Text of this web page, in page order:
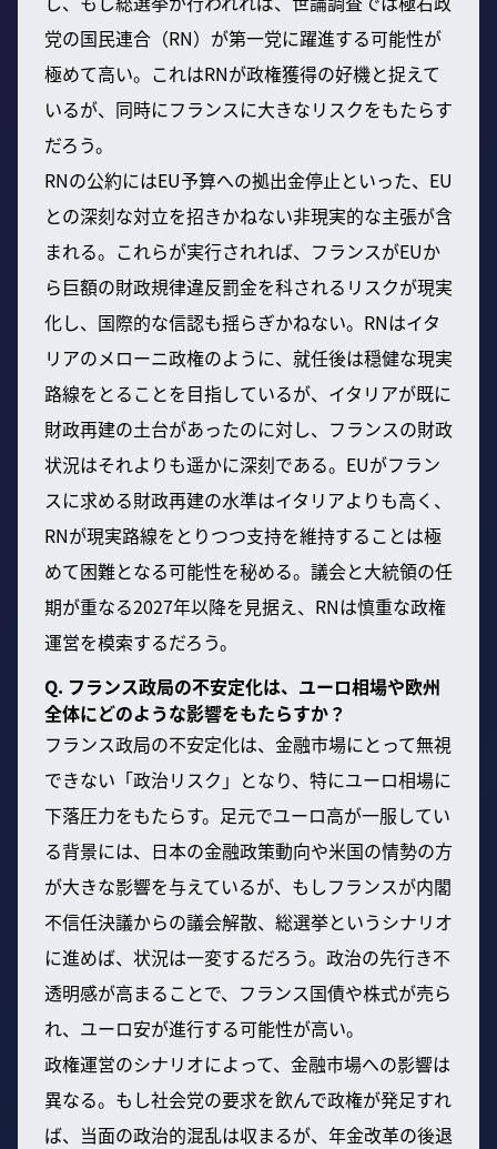
党の国民連合（RN）が第一党に躍進する可能性が
極めて高い。これはRNが政権獲得の好機と捉えて
いるが、同時にフランスに大きなリスクをもたらす
だろう。
RNの公約にはEU予算への拠出金停止といった、EU
との深刻な対立を招きかねない非現実的な主張が含
まれる。これらが実行されれば、フランスがEUか
ら巨額の財政規律違反罰金を科されるリスクが現実
化し、国際的な信認も揺らぎかねない。RNはイタ
リアのメローニ政権のように、就任後は穏健な現実
路線をとることを目指しているが、イタリアが既に
財政再建の土台があったのに対し、フランスの財政
状況はそれよりも遥かに深刻である。EUがフラン
スに求める財政再建の水準はイタリアよりも高く、
RNが現実路線をとりつつ支持を維持することは極
めて困難となる可能性を秘める。議会と大統領の任
期が重なる2027年以降を見据え、RNは慎重な政権
運営を模索するだろう。
Q. フランス政局の不安定化は、ユーロ相場や欧州
全体にどのような影響をもたらすか？
フランス政局の不安定化は、金融市場にとって無視
できない「政治リスク」となり、特にユーロ相場に
下落圧力をもたらす。足元でユーロ高が一服してい
る背景には、日本の金融政策動向や米国の情勢の方
が大きな影響を与えているが、もしフランスが内閣
不信任決議からの議会解散、総選挙というシナリオ
に進めば、状況は一変するだろう。政治の先行き不
透明感が高まることで、フランス国債や株式が売ら
れ、ユーロ安が進行する可能性が高い。
政権運営のシナリオによって、金融市場への影響は
異なる。もし社会党の要求を飲んで政権が発足すれ
ば、当面の政治的混乱は収まるが、年金改革の後退